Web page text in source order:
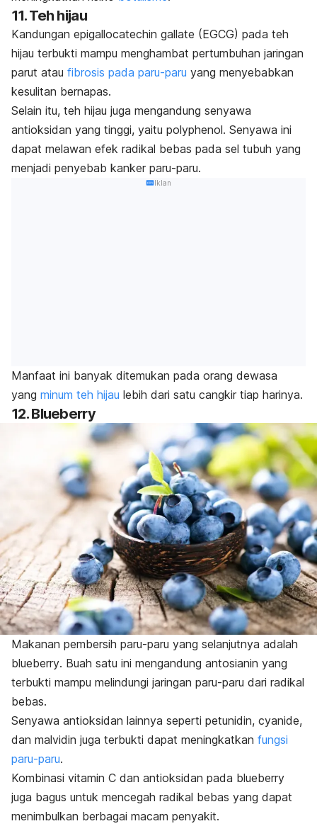
11. Teh hijau
Kandungan epigallocatechin gallate (EGCG) pada teh
hijau terbukti mampu menghambat pertumbuhan jaringan
parut atau fibrosis pada paru-paru yang menyebabkan
kesulitan bernapas.
Selain itu, teh hijau juga mengandung senyawa
antioksidan yang tinggi, yaitu polyphenol. Senyawa ini
dapat melawan efek radikal bebas pada sel tubuh yang
menjadi penyebab kanker paru-paru.
Iklan
Manfaat ini banyak ditemukan pada orang dewasa
yang minum teh hijau lebih dari satu cangkir tiap harinya.
12.Blueberry
Makanan pembersih paru-paru yang selanjutnya adalah
blueberry. Buah satu ini mengandung antosianin yang
terbukti mampu melindungi jaringan paru-paru dari radikal
bebas.
Senyawa antioksidan lainnya seperti petunidin, cyanide,
dan malvidin juga terbukti dapat meningkatkan fungsi
paru-paru.
Kombinasi vitamin C dan antioksidan pada blueberry
juga bagus untuk mencegah radikal bebas yang dapat
menimbulkan berbagai macam penyakit.